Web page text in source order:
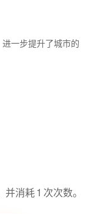
一步提升了城市的
消耗 1 次次数。